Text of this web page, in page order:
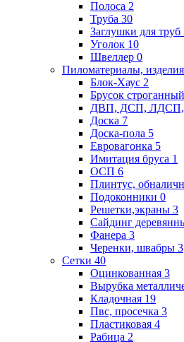
Полоса 2
Труба 30
Заглушки для труб
Уголок 10
Швеллер 0
Пиломатериалы, изделия
Блок-Хаус 2
Брусок строганный
ДВП, ДСП,
Доска 7
Доска-пола 5
Евровагонка 5
Имитация бруса 1
ОСП 6
Плинтус,
Подоконники 0
Решетки,экраны 3
Сайдинг
Фанера 3
Черенки, швабры 3
Сетки 40
Оцинкованная 3
Вырубка
Кладочная 19
Пвс, просечка 3
Пластиковая 4
Рабица 2